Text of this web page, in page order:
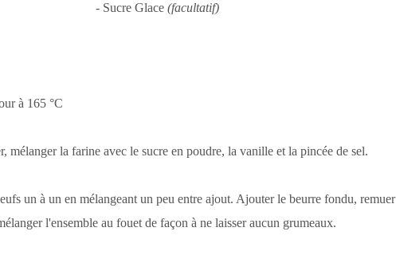
- Sucre Glace (facultatif)
à 165 °C
mélanger la farine avec le sucre en poudre, la vanille et la pincée de sel.
un à un en mélangeant un peu entre ajout. Ajouter le beurre fondu, remuer
l'ensemble au fouet de façon à ne laisser aucun grumeaux.